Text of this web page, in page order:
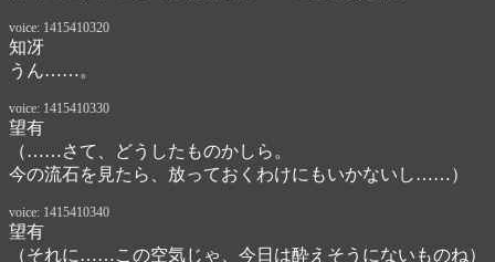
voice: 1415410320
知冴
うん……。
voice: 1415410330
望有
（……さて、どうしたものかしら。
今の流石を見たら、放っておくわけにもいかないし……）
voice: 1415410340
望有
（それに……この空気じゃ、今日は酔えそうにないものね）